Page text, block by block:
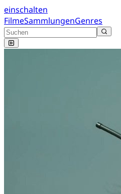
einschalten
FilmeSammlungenGenres